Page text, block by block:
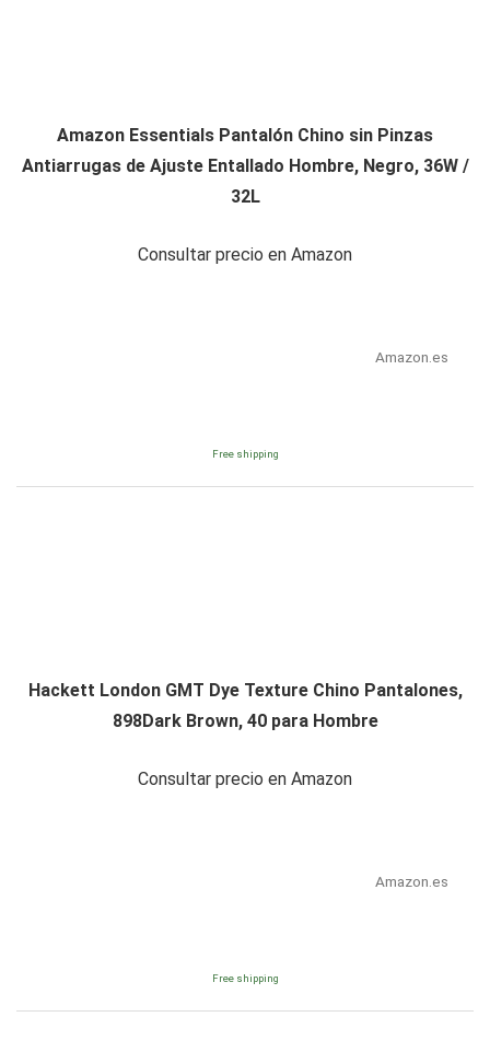
Amazon Essentials Pantalón Chino sin Pinzas
Antiarrugas de Ajuste Entallado Hombre, Negro, 36W /
32L
Consultar precio en Amazon
Amazon.es
Free shipping
Hackett London GMT Dye Texture Chino Pantalones,
898Dark Brown, 40 para Hombre
Consultar precio en Amazon
Amazon.es
Free shipping